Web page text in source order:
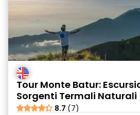
Tour Monte Batur:
Sorgenti Termali Naturali
8.7 (7)